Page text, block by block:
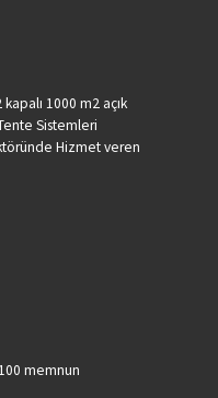
1000 m2 açık
Sistemleri
Hizmet veren
memnun